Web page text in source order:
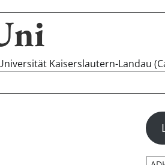
Kaiserslautern-Landau